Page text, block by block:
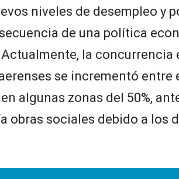
niveles de desempleo y
de una política
la concurrencia
se incrementó entre
algunas zonas del 50%,
obras sociales debido a los